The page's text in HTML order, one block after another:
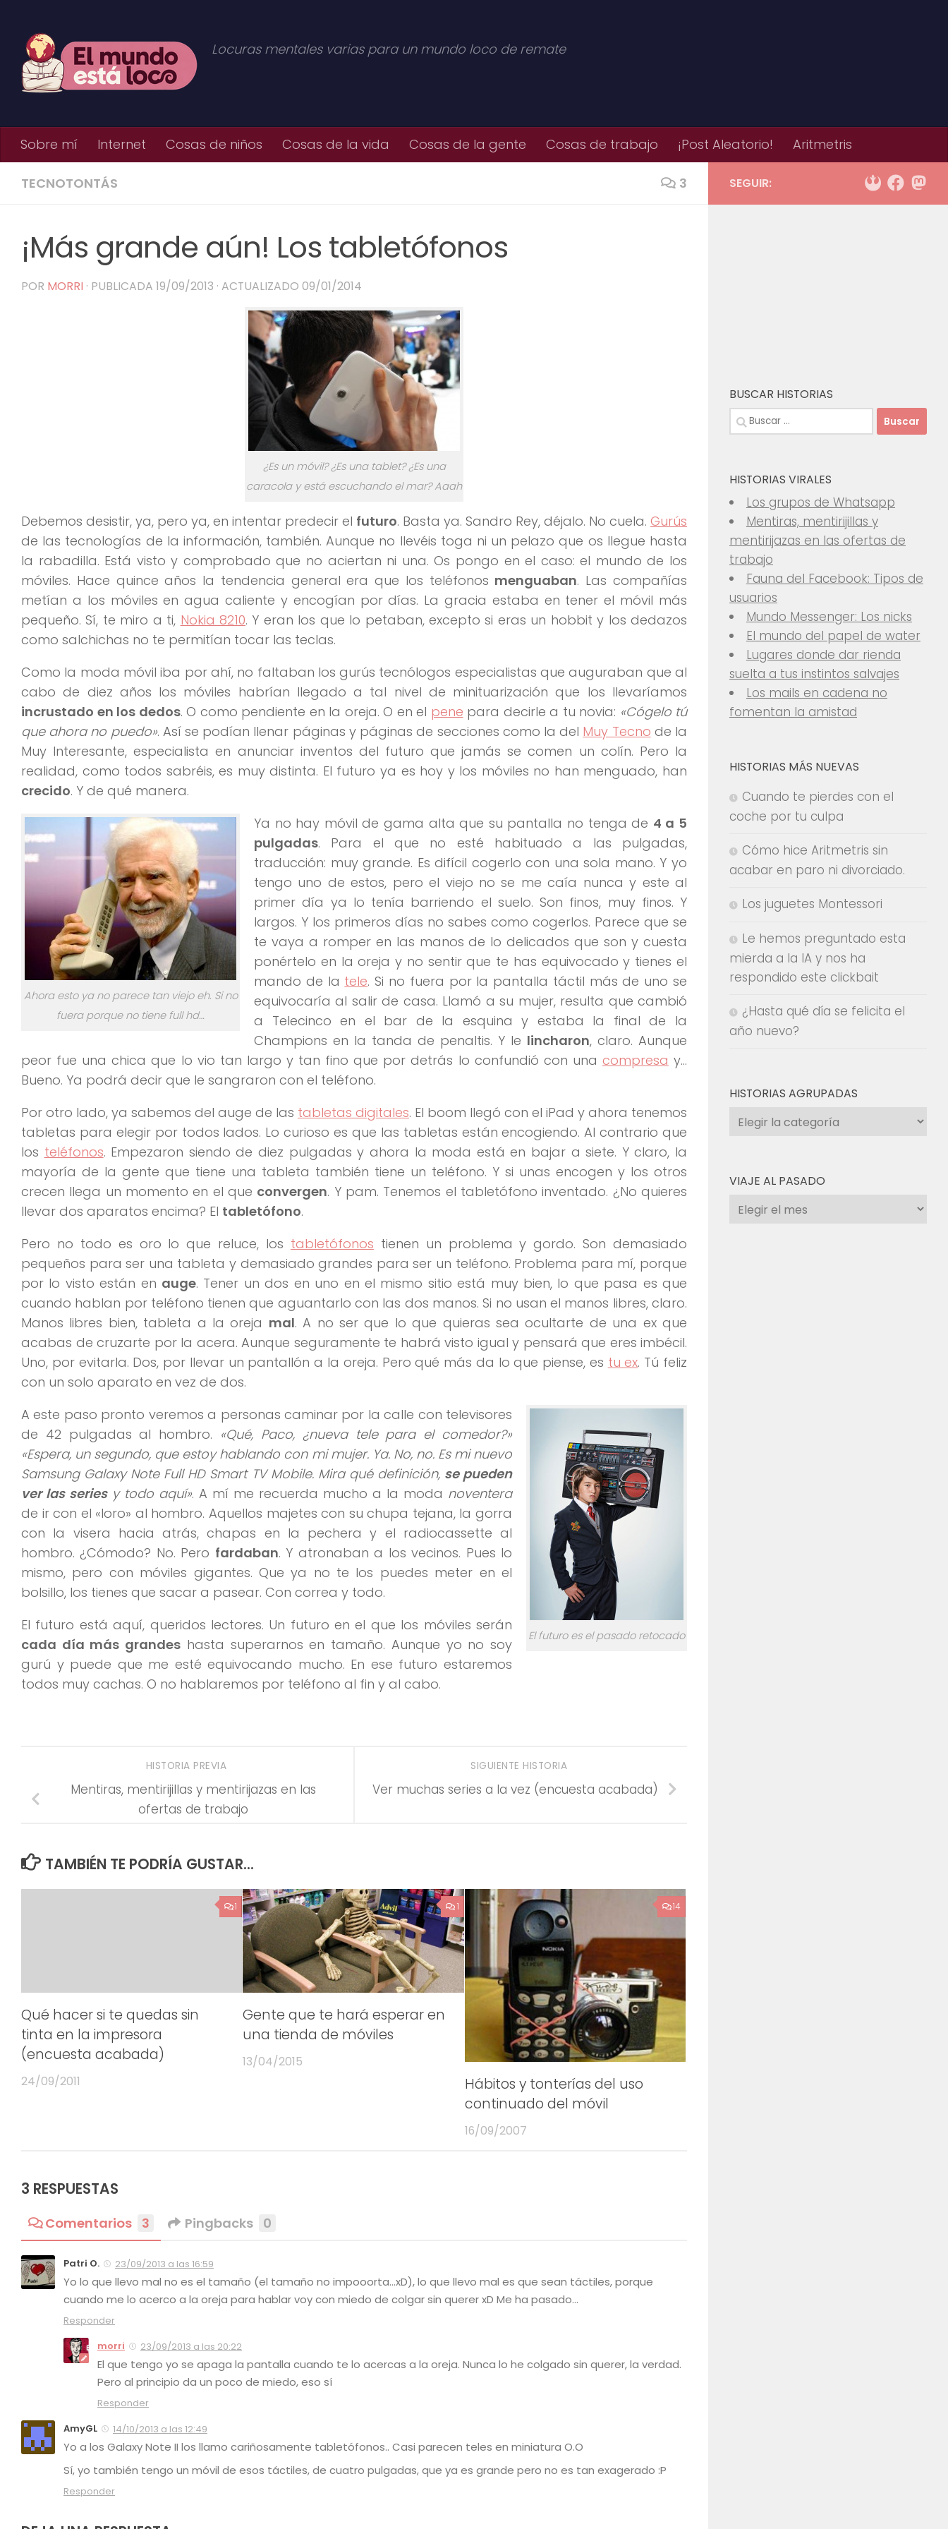
Locuras mentales varias para un mundo loco de remate
Sobre mí Internet Cosas de niños Cosas de la vida Cosas de la gente Cosas de trabajo ¡Post Aleatorio! Aritmetris
TECNOTONTÁS 3
¡Más grande aún! Los tabletófonos
POR MORRI · PUBLICADA 19/09/2013 · ACTUALIZADO 09/01/2014
¿Es un móvil? ¿Es una tablet? ¿Es una
caracola y está escuchando el mar? Aaah
Debemos desistir, ya, pero ya, en intentar predecir el futuro. Basta ya. Sandro Rey, déjalo. No cuela. Gurús
de las tecnologías de la información, también. Aunque no llevéis toga ni un pelazo que os llegue hasta
la rabadilla. Está visto y comprobado que no aciertan ni una. Os pongo en el caso: el mundo de los
móviles. Hace quince años la tendencia general era que los teléfonos menguaban. Las compañías
metían a los móviles en agua caliente y encogían por días. La gracia estaba en tener el móvil más
pequeño. Sí, te miro a ti, Nokia 8210. Y eran los que lo petaban, excepto si eras un hobbit y los dedazos
como salchichas no te permitían tocar las teclas.
Como la moda móvil iba por ahí, no faltaban los gurús tecnólogos especialistas que auguraban que al
cabo de diez años los móviles habrían llegado a tal nivel de minituarización que los llevaríamos
incrustado en los dedos. O como pendiente en la oreja. O en el pene para decirle a tu novia: «Cógelo tú
que ahora no puedo». Así se podían llenar páginas y páginas de secciones como la del Muy Tecno de la
Muy Interesante, especialista en anunciar inventos del futuro que jamás se comen un colín. Pero la
realidad, como todos sabréis, es muy distinta. El futuro ya es hoy y los móviles no han menguado, han
crecido. Y de qué manera.
Ahora esto ya no parece tan viejo eh. Si no
fuera porque no tiene full hd…
Ya no hay móvil de gama alta que su pantalla no tenga de 4 a 5
pulgadas. Para el que no esté habituado a las pulgadas,
traducción: muy grande. Es difícil cogerlo con una sola mano. Y yo
tengo uno de estos, pero el viejo no se me caía nunca y este al
primer día ya lo tenía barriendo el suelo. Son finos, muy finos. Y
largos. Y los primeros días no sabes como cogerlos. Parece que se
te vaya a romper en las manos de lo delicados que son y cuesta
ponértelo en la oreja y no sentir que te has equivocado y tienes el
mando de la tele. Si no fuera por la pantalla táctil más de uno se
equivocaría al salir de casa. Llamó a su mujer, resulta que cambió
a Telecinco en el bar de la esquina y estaba la final de la
Champions en la tanda de penaltis. Y le lincharon, claro. Aunque
peor fue una chica que lo vio tan largo y tan fino que por detrás lo confundió con una compresa y…
Bueno. Ya podrá decir que le sangraron con el teléfono.
Por otro lado, ya sabemos del auge de las tabletas digitales. El boom llegó con el iPad y ahora tenemos
tabletas para elegir por todos lados. Lo curioso es que las tabletas están encogiendo. Al contrario que
los teléfonos. Empezaron siendo de diez pulgadas y ahora la moda está en bajar a siete. Y claro, la
mayoría de la gente que tiene una tableta también tiene un teléfono. Y si unas encogen y los otros
crecen llega un momento en el que convergen. Y pam. Tenemos el tabletófono inventado. ¿No quieres
llevar dos aparatos encima? El tabletófono.
Pero no todo es oro lo que reluce, los tabletófonos tienen un problema y gordo. Son demasiado
pequeños para ser una tableta y demasiado grandes para ser un teléfono. Problema para mí, porque
por lo visto están en auge. Tener un dos en uno en el mismo sitio está muy bien, lo que pasa es que
cuando hablan por teléfono tienen que aguantarlo con las dos manos. Si no usan el manos libres, claro.
Manos libres bien, tableta a la oreja mal. A no ser que lo que quieras sea ocultarte de una ex que
acabas de cruzarte por la acera. Aunque seguramente te habrá visto igual y pensará que eres imbécil.
Uno, por evitarla. Dos, por llevar un pantallón a la oreja. Pero qué más da lo que piense, es tu ex. Tú feliz
con un solo aparato en vez de dos.
El futuro es el pasado retocado
A este paso pronto veremos a personas caminar por la calle con televisores
de 42 pulgadas al hombro. «Qué, Paco, ¿nueva tele para el comedor?»
«Espera, un segundo, que estoy hablando con mi mujer. Ya. No, no. Es mi nuevo
Samsung Galaxy Note Full HD Smart TV Mobile. Mira qué definición, se pueden
ver las seriesy todo aquí». A mí me recuerda mucho a la moda noventera
de ir con el «loro» al hombro. Aquellos majetes con su chupa tejana, la gorra
con la visera hacia atrás, chapas en la pechera y el radiocassette al
hombro. ¿Cómodo? No. Pero fardaban. Y atronaban a los vecinos. Pues lo
mismo, pero con móviles gigantes. Que ya no te los puedes meter en el
bolsillo, los tienes que sacar a pasear. Con correa y todo.
El futuro está aquí, queridos lectores. Un futuro en el que los móviles serán
cada día más grandes hasta superarnos en tamaño. Aunque yo no soy
gurú y puede que me esté equivocando mucho. En ese futuro estaremos
todos muy cachas. O no hablaremos por teléfono al fin y al cabo.
SIGUIENTE HISTORIA
Ver muchas series a la vez (encuesta acabada)
HISTORIA PREVIA
Mentiras, mentirijillas y mentirijazas en las
ofertas de trabajo
TAMBIÉN TE PODRÍA GUSTAR...
1
Qué hacer si te quedas sin
tinta en la impresora
(encuesta acabada)
24/09/2011
1
Gente que te hará esperar en
una tienda de móviles
13/04/2015
14
Hábitos y tonterías del uso
continuado del móvil
16/09/2007
3 RESPUESTAS
Comentarios 3 Pingbacks 0
Patri O. 23/09/2013 a las 16:59
Yo lo que llevo mal no es el tamaño (el tamaño no impooorta…xD), lo que llevo mal es que sean táctiles, porque
cuando me lo acerco a la oreja para hablar voy con miedo de colgar sin querer xD Me ha pasado…
Responder
morri
23/09/2013 a las 20:22
El que tengo yo se apaga la pantalla cuando te lo acercas a la oreja. Nunca lo he colgado sin querer, la verdad.
Pero al principio da un poco de miedo, eso sí
Responder
AmyGL
14/10/2013 a las 12:49
Yo a los Galaxy Note II los llamo cariñosamente tabletófonos.. Casi parecen teles en miniatura O.O
Sí, yo también tengo un móvil de esos táctiles, de cuatro pulgadas, que ya es grande pero no es tan exagerado :P
Responder
SEGUIR:
BUSCAR HISTORIAS
Buscar:
HISTORIAS VIRALES
Los grupos de Whatsapp
Mentiras, mentirijillas y
mentirijazas en las ofertas de
trabajo
Fauna del Facebook: Tipos de
usuarios
Mundo Messenger: Los nicks
El mundo del papel de water
Lugares donde dar rienda
suelta a tus instintos salvajes
Los mails en cadena no
fomentan la amistad
HISTORIAS MÁS NUEVAS
Cuando te pierdes con el
coche por tu culpa
Cómo hice Aritmetris sin
acabar en paro ni divorciado.
Los juguetes Montessori
Le hemos preguntado esta
mierda a la IA y nos ha
respondido este clickbait
¿Hasta qué día se felicita el
año nuevo?
HISTORIAS AGRUPADAS
Historias
agrupadas
VIAJE AL PASADO
Viaje